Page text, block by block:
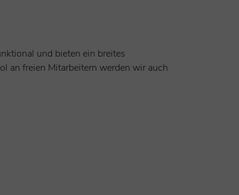
und bieten ein breites
an freien Mitarbeitern werden wir auch